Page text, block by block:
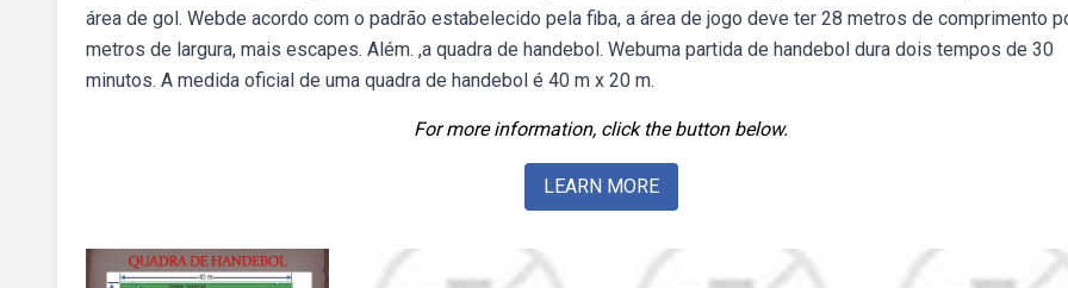
área de gol. Webde acordo com o padrão estabelecido pela fiba, a área de jogo deve ter 28 metros de comprimento
metros de largura, mais escapes. Além. ,a quadra de handebol. Webuma partida de handebol dura dois tempos de 30
minutos. A medida oficial de uma quadra de handebol é 40 m x 20 m.
For more information, click the button below.
LEARN MORE